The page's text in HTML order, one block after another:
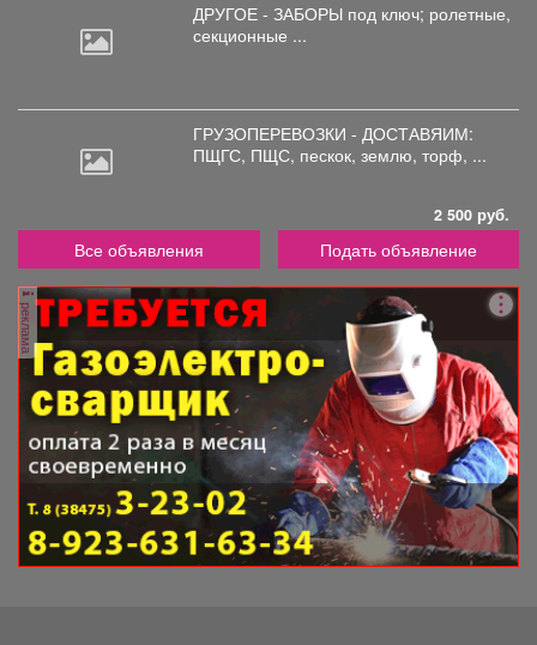
ДРУГОЕ - ЗАБОРЫ под ключ; ролетные,
секционные ...
ГРУЗОПЕРЕВОЗКИ - ДОСТАВЯИМ:
ПЩГС, ПЩС, пескок, землю, торф, ...
2 500 руб.
Все объявления Подать объявление
реклама